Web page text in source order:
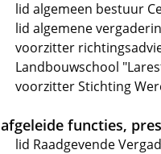
lid algemeen bestuur
lid algemene
voorzitter
Landbouwschool
voorzitter Stichting
afgeleide functies,
lid Raadgevende